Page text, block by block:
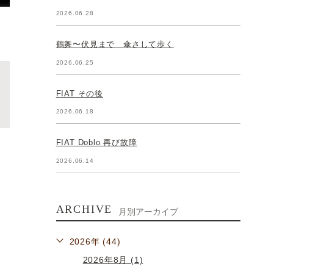
2026.06.28
鶴舞〜伏見まで 傘さして歩く
2026.06.25
FIAT その後
2026.06.18
FIAT Doblo 再び故障
2026.06.14
ARCHIVE 月別アーカイブ
2026年 (44)
2026年8月 (1)